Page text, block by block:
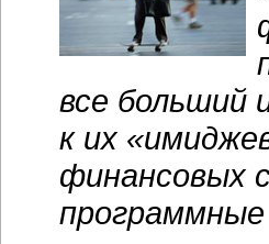
все больший
к их
финансовых